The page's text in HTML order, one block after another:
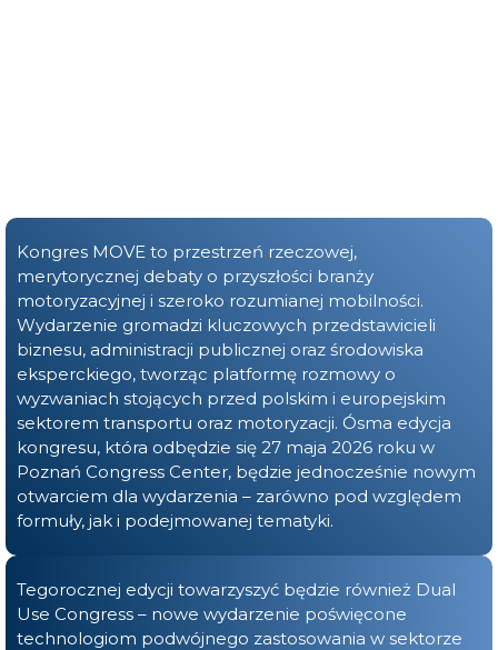
Kongres MOVE to przestrzeń rzeczowej,
merytorycznej debaty o przyszłości branży
motoryzacyjnej i szeroko rozumianej mobilności.
Wydarzenie gromadzi kluczowych przedstawicieli
biznesu, administracji publicznej oraz środowiska
eksperckiego, tworząc platformę rozmowy o
wyzwaniach stojących przed polskim i europejskim
sektorem transportu oraz motoryzacji. Ósma edycja
kongresu, która odbędzie się 27 maja 2026 roku w
Poznań Congress Center, będzie jednocześnie nowym
otwarciem dla wydarzenia – zarówno pod względem
formuły, jak i podejmowanej tematyki.
Tegorocznej edycji towarzyszyć będzie również Dual
Use Congress – nowe wydarzenie poświęcone
technologiom podwójnego zastosowania w sektorze